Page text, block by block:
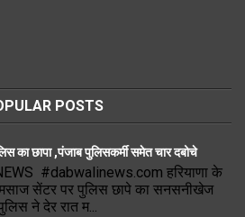
POSTS
का छापा ,पंजाब पुलिसकर्मी समेत चार दबोचे
#dabwalinews.com हरियाणा के
सेंटर पर पुलिस छापे का सनसनीखेज
ने देर रात म...